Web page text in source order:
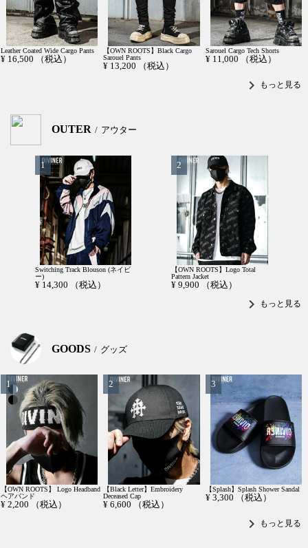
Leather Coated Wide Cargo Pants
¥ 16,500 （税込）
【OWN ROOTS】Black Cargo
Sarouel Pants
¥ 13,200 （税込）
Sarouel Cargo Tech Shorts
¥ 11,000 （税込）
chevron_right もっと見る
OUTER アウター
Switching Track Blouson (ネイビ
ー)
¥ 14,300 （税込）
【OWN ROOTS】Logo Total
Pattern Jacket
¥ 9,900 （税込）
chevron_right もっと見る
GOODS グッズ
【OWN ROOTS】 Logo Headband
ヘアバンド
¥ 2,200 （税込）
【Black Letter】Embroidery
Deceased Cap
¥ 6,600 （税込）
【Splash】Splash Shower Sandal
¥ 3,300 （税込）
chevron_right もっと見る